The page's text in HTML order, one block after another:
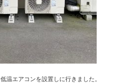
温エアコンを設置しに行きました。